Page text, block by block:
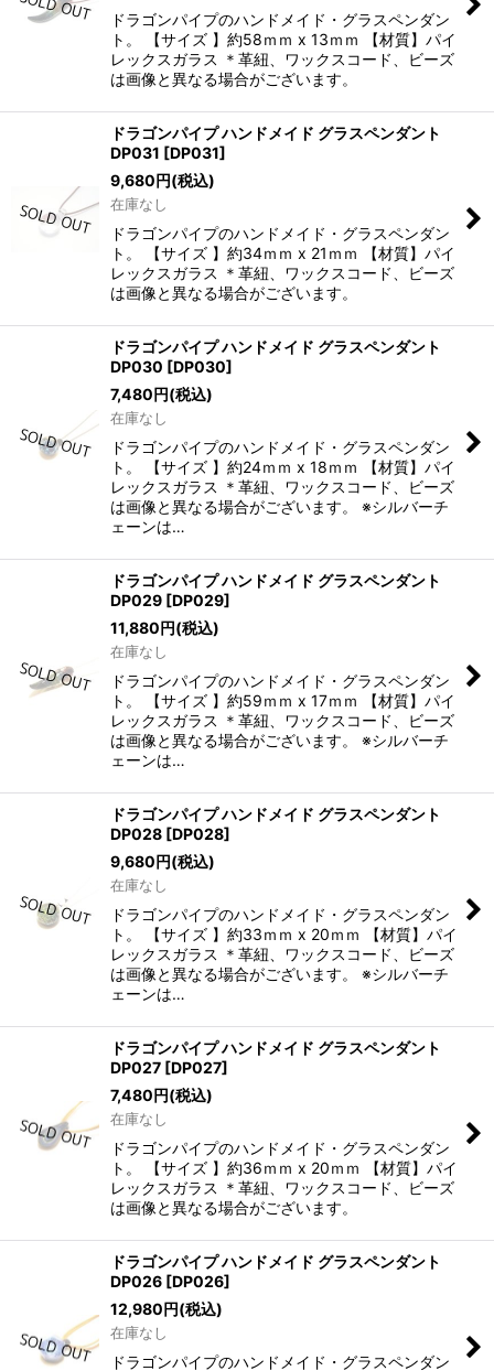
ドラゴンパイプのハンドメイド・グラスペンダン
ト。 【サイズ 】約58ｍｍ x 13ｍｍ 【材質】パイ
レックスガラス ＊革紐、ワックスコード、ビーズ
は画像と異なる場合がございます。
ドラゴンパイプ ハンドメイド グラスペンダント
DP031 [DP031]
9,680円(税込)
在庫なし
ドラゴンパイプのハンドメイド・グラスペンダン
ト。 【サイズ 】約34ｍｍ x 21ｍｍ 【材質】パイ
レックスガラス ＊革紐、ワックスコード、ビーズ
は画像と異なる場合がございます。
ドラゴンパイプ ハンドメイド グラスペンダント
DP030 [DP030]
7,480円(税込)
在庫なし
ドラゴンパイプのハンドメイド・グラスペンダン
ト。 【サイズ 】約24ｍｍ x 18ｍｍ 【材質】パイ
レックスガラス ＊革紐、ワックスコード、ビーズ
は画像と異なる場合がございます。 ※シルバーチ
ェーンは…
ドラゴンパイプ ハンドメイド グラスペンダント
DP029 [DP029]
11,880円(税込)
在庫なし
ドラゴンパイプのハンドメイド・グラスペンダン
ト。 【サイズ 】約59ｍｍ x 17ｍｍ 【材質】パイ
レックスガラス ＊革紐、ワックスコード、ビーズ
は画像と異なる場合がございます。 ※シルバーチ
ェーンは…
ドラゴンパイプ ハンドメイド グラスペンダント
DP028 [DP028]
9,680円(税込)
在庫なし
ドラゴンパイプのハンドメイド・グラスペンダン
ト。 【サイズ 】約33ｍｍ x 20ｍｍ 【材質】パイ
レックスガラス ＊革紐、ワックスコード、ビーズ
は画像と異なる場合がございます。 ※シルバーチ
ェーンは…
ドラゴンパイプ ハンドメイド グラスペンダント
DP027 [DP027]
7,480円(税込)
在庫なし
ドラゴンパイプのハンドメイド・グラスペンダン
ト。 【サイズ 】約36ｍｍ x 20ｍｍ 【材質】パイ
レックスガラス ＊革紐、ワックスコード、ビーズ
は画像と異なる場合がございます。
ドラゴンパイプ ハンドメイド グラスペンダント
DP026 [DP026]
12,980円(税込)
在庫なし
ドラゴンパイプのハンドメイド・グラスペンダン